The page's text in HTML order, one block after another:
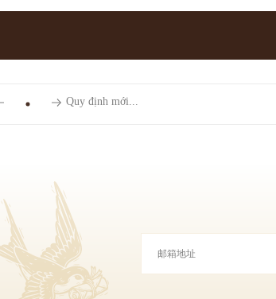
Quy định mới...